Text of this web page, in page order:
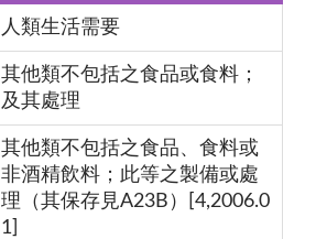
人類生活需要
其他類不包括之食品或食料；
及其處理
其他類不包括之食品、食料或
非酒精飲料；此等之製備或處
理（其保存見A23B）[4,2006.0
1]